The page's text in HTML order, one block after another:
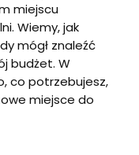
miejscu
Wiemy, jak
mógł znaleźć
budżet. W
co potrzebujesz,
miejsce do